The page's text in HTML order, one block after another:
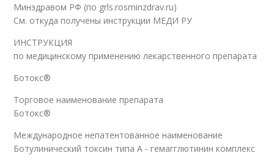
Минздравом РФ (по grls.rosminzdrav.ru)
См. откуда получены инструкции МЕДИ РУ
ИНСТРУКЦИЯ
по медицинскому применению лекарственного препарата
Ботокс®
Торговое наименование препарата
Ботокс®
Международное непатентованное наименование
Ботулинический токсин типа A - гемагглютинин комплекс